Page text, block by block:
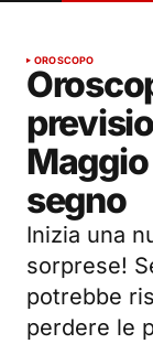
OROSCOPO
segno
Inizia una
sorprese!
potrebbe
perdere le